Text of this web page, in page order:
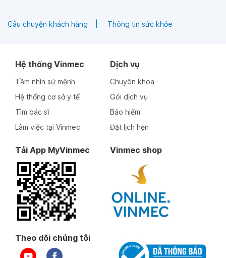
Câu chuyện khách hàng Thông tin sức khỏe
Hệ thống Vinmec
Tầm nhìn sứ mệnh
Hệ thống cơ sở y tế
Tìm bác sĩ
Làm việc tại Vinmec
Dịch vụ
Chuyên khoa
Gói dịch vụ
Bảo hiểm
Đặt lịch hẹn
Tải App MyVinmec Vinmec shop
Theo dõi chúng tôi